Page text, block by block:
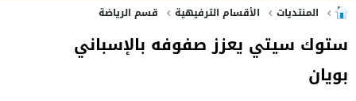
المنتديات الأقسام الترفيهية قسم الرياضة
ستوك سيتي يعزز صفوفه بالإسباني
بويان